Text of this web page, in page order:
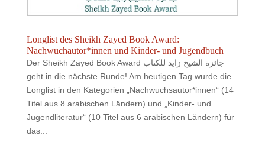
Longlist des Sheikh Zayed Book Award:
Nachwuchautor*innen und Kinder- und Jugendbuch
Der Sheikh Zayed Book Award جائزة الشيخ زايد للكتاب
geht in die nächste Runde! Am heutigen Tag wurde die
Longlist in den Kategorien „Nachwuchsautor*innen“ (14
Titel aus 8 arabischen Ländern) und „Kinder- und
Jugendliteratur“ (10 Titel aus 6 arabischen Ländern) für
das...